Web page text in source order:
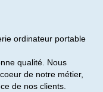
ordinateur portable
qualité. Nous
de notre métier,
de nos clients.